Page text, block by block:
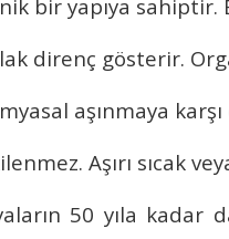
bir yapıya sahiptir.
direnç gösterir.
aşınmaya
Aşırı sıcak
50 yıla kadar